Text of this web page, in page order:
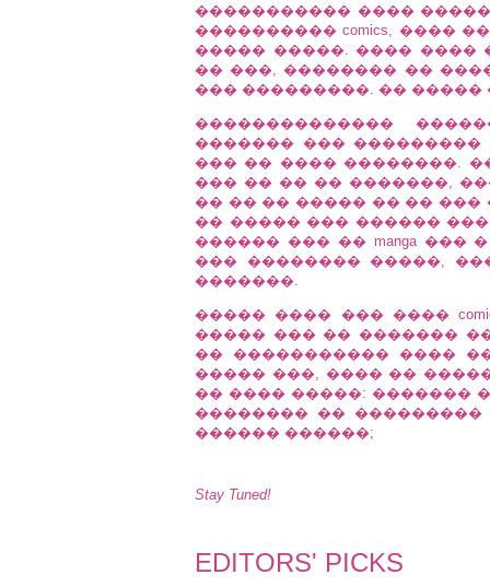
����������� ����
���������� comics, ����
����� �����. ���� ����
�� ���, �������� ��
��� ���������. �� �����
��������������
������� ��� ���������
��� �� ���� ��������.
��� �� �� �� �������,
�� �� �� ����� �� ��
�� ����� ��� ������
������ ��� �� manga
��� �������� �����,
�������.
����� ���� ��� ����
����� ��� �� �������
�� ����������� ����
����� ���, ���� ��
�� ���� �����: �������
�������� ��
������ ������;
Stay Tuned!
EDITORS' PICKS